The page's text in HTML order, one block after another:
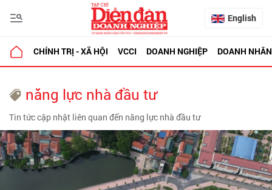
English
CHÍNH TRỊ - XÃ HỘI VCCI DOANH NGHIỆP DOANH NHÂN
năng lực nhà đầu tư
Tin tức cập nhật liên quan đến năng lực nhà đầu tư